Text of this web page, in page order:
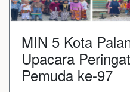
‎MIN 5 Kota
Upacara
Pemuda ke-97